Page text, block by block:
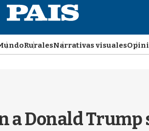
RuralesNarrativas visuales
a Donald Trump